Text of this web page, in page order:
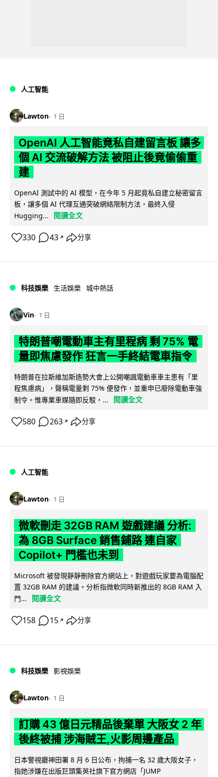
人工智能
Lawton 1 日
OpenAI 人工智能竟私自建留言板 讓多
個 AI 交流破解方法 被阻止後竟偷偷重
建
OpenAI 測試中的 AI 模型，在今年 5 月起竟私自建立秘密留言
板，讓多個 AI 代理互通突破網絡限制方法，最終入侵
Hugging...
閱讀全文
330 43 ↗ 分享
科技娛樂 生活娛樂 城中熱話
Vin 1 日
特朗普嘲電動車主有里程病 剩 75% 電
量即焦慮發作 狂言一手終結電車指令
特朗普在拉斯維加斯造勢大會上公開嘲諷電動車車主患有「里
程焦慮病」，聲稱電量剩 75% 便發作，並重申已廢除電動車強
制令。惟專業車媒隨即反駁，...
閱讀全文
580 263 ↗ 分享
人工智能
Lawton 1 日
微軟刪走 32GB RAM 遊戲建議 分析:
為 8GB Surface 銷售鋪路 連自家
Copilot+ 門檻也未到
Microsoft 被發現靜靜刪除官方網站上，對遊戲玩家要為電腦配
置 32GB RAM 的建議。分析指微軟同時新推出的 8GB RAM 入
門...
閱讀全文
158 15 ↗ 分享
科技娛樂 影視娛樂
Lawton 1 日
訂購 43 億日元精品後棄單 大阪女 2 年
後終被捕 涉海賊王,火影周邊產品
日本警視廳神田署 8 月 6 日公布，拘捕一名 32 歲大阪女子，
指她涉嫌在出版巨頭集英社旗下官方網店「JUMP